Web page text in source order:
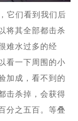
它们看到我们后
将其全部都击杀
难水过多的经
看一下周围的小
加成，看不到的
击杀掉，会获得
分之五百。等叠